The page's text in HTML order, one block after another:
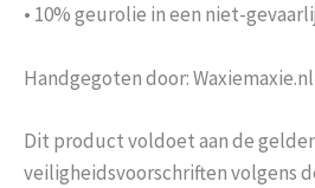
• 10% geurolie in een niet-
Handgegoten door: Waxiemaxie.nl
Dit product voldoet aan de
veiligheidsvoorschriften volgens